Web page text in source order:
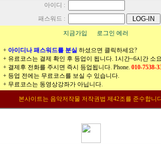
아이디 :
패스워드 :
지금가입 로그인 에러
+ 아이디나 패스워드를 분실 하셨으면 클릭하세요?
+ 유료코스는 결제 확인 후 등업이 됩니다. 1시간~6시간 소
+ 결제후 전화를 주시면 즉시 등업됩니다. Phone. 010-7538-
+ 등업 전에는 무료코스를 보실 수 있습니다.
+ 무료코스는 동영상강좌가 아닙니다.
본사이트는 음악저작물 저작권법 제42조를 준수합니